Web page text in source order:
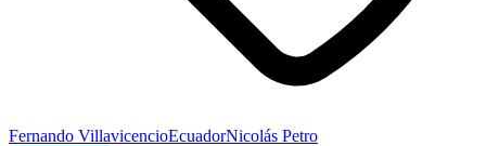
Fernando VillavicencioEcuadorNicolás Petro